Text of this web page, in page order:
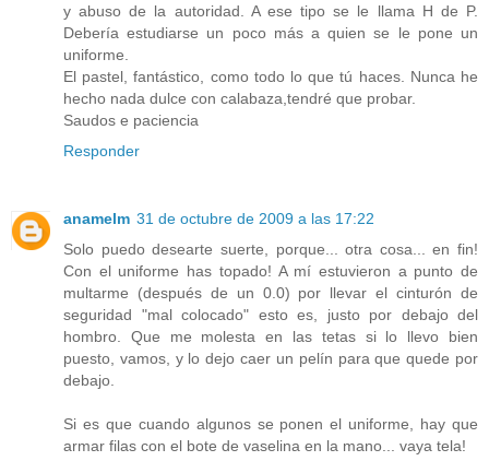
y abuso de la autoridad. A ese tipo se le llama H de P.
Debería estudiarse un poco más a quien se le pone un
uniforme.
El pastel, fantástico, como todo lo que tú haces. Nunca he
hecho nada dulce con calabaza,tendré que probar.
Saudos e paciencia
Responder
anamelm 31 de octubre de 2009 a las 17:22
Solo puedo desearte suerte, porque... otra cosa... en fin!
Con el uniforme has topado! A mí estuvieron a punto de
multarme (después de un 0.0) por llevar el cinturón de
seguridad "mal colocado" esto es, justo por debajo del
hombro. Que me molesta en las tetas si lo llevo bien
puesto, vamos, y lo dejo caer un pelín para que quede por
debajo.
Si es que cuando algunos se ponen el uniforme, hay que
armar filas con el bote de vaselina en la mano... vaya tela!